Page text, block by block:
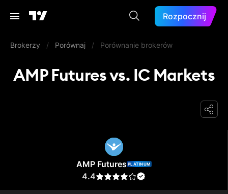
Rozpocznij
Brokerzy / Porównaj / Porównanie brokerów
AMP Futures vs. IC Markets
AMP Futures PLATINUM
4.4